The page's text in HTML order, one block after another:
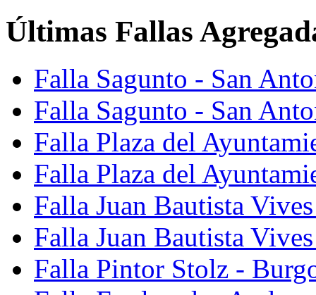
Últimas Fallas
Falla Sagunto - San
Falla Sagunto - San
Falla Plaza del
Falla Plaza del
Falla Juan Bautista
Falla Juan Bautista
Falla Pintor Stolz -